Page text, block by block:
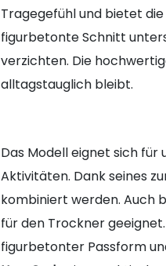
Tragegefühl und bietet
figurbetonte Schnitt
verzichten. Die
alltagstauglich bleibt.
Das Modell eignet sich
Aktivitäten. Dank seines
kombiniert werden. Auch
für den Trockner
figurbetonter Passform